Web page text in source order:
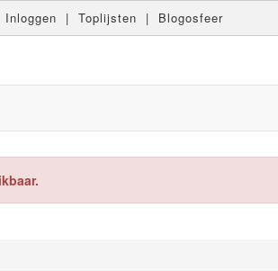
Inloggen | Toplijsten | Blogosfeer